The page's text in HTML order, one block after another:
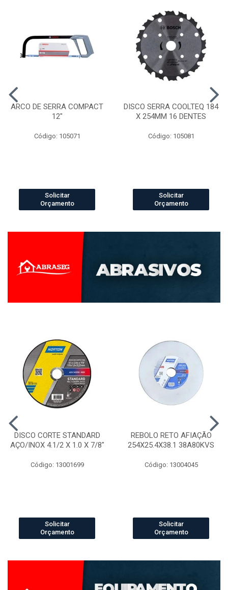
ARCO DE SERRA COMPACT
12"
Código: 105071
Solicitar
Orçamento
DISCO SERRA COOLTEQ 184
X 254MM 16 DENTES
Código: 105081
Solicitar
Orçamento
DISCO CORTE STANDARD
AÇO/INOX 4.1/2 X 1.0 X 7/8"
Código: 13001699
Solicitar
Orçamento
REBOLO RETO AFIAÇÃO
254X25.4X38.1 38A80KVS
Código: 13004045
Solicitar
Orçamento